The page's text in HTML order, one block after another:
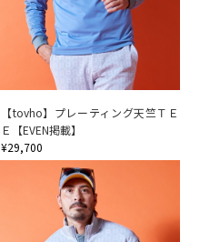
【tovho】プレーティング天竺ＴＥ
Ｅ【EVEN掲載】
¥29,700